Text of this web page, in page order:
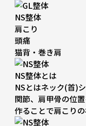
NS整体
肩こり
頭痛
猫背・巻き肩
NS整体とは
NSとはネック(首)
関節、肩甲骨の位
作ることで肩こり